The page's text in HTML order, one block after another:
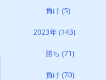
負け(5)
2023年 (143)
勝ち(71)
負け(70)